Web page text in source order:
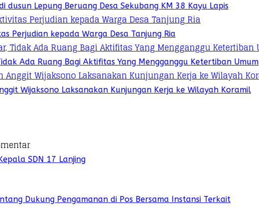
dusun Lepung Beruang Desa Sekubang KM 38 Kayu Lapis
Perjudian kepada Warga Desa Tanjung Ria
Ada Ruang Bagi Aktifitas Yang Mengganggu Ketertiban Umum
Wijaksono Laksanakan Kunjungan Kerja ke Wilayah Koramil
SDN 17 Lanjing
Dukung Pengamanan di Pos Bersama Instansi Terkait